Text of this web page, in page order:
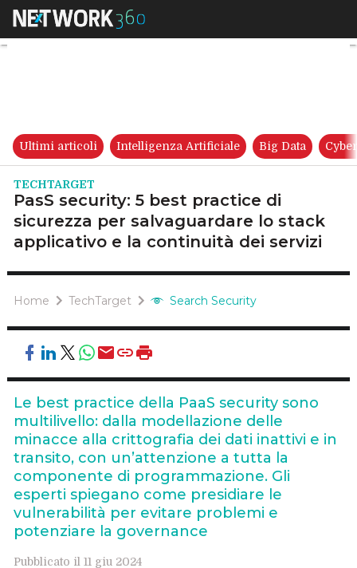
PasS security: 5 best
Ultimi articoli Intelligenza Artificiale Big Data
TECHTARGET
PasS security: 5 best practice di
sicurezza per salvaguardare lo stack
applicativo e la continuità dei servizi
Home TechTarget Search Security
Le best practice della PaaS security sono
multilivello: dalla modellazione delle
minacce alla crittografia dei dati inattivi e in
transito, con un’attenzione a tutta la
componente di programmazione. Gli
esperti spiegano come presidiare le
vulnerabilità per evitare problemi e
potenziare la governance
Pubblicato il 11 giu 2024